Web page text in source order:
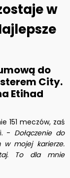
w
do
City.
Etihad
151 meczów, zaś
- Dołączenie do
w mojej karierze.
To dla mnie